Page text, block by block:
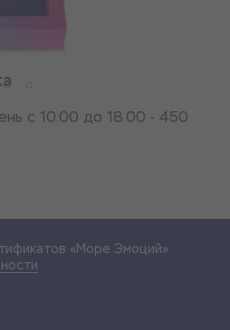
с 10.00 до 18.00 - 450
«Море Эмоций»